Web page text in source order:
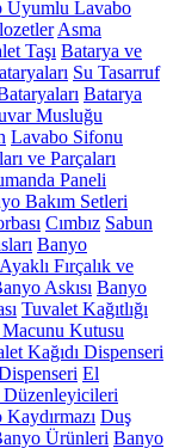
Uyumlu Lavabo
Asma
Taşı Batarya ve
Su Tasarruf
Batarya
Musluğu
Lavabo Sifonu
ve Parçaları
Paneli
Bakım Setleri
Cımbız Sabun
Banyo
Ayaklı Fırçalık ve
Askısı Banyo
Tuvalet Kağıtlığı
Kutusu
Kağıdı Dispenseri
El
Duş
Ürünleri Banyo